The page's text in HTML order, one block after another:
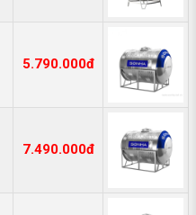
5.790.000đ
7.490.000đ